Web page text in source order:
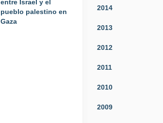
entre Israel y el
pueblo palestino en
Gaza
2014
2013
2012
2011
2010
2009